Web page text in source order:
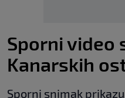
Sporni video
Kanarskih
Sporni snimak